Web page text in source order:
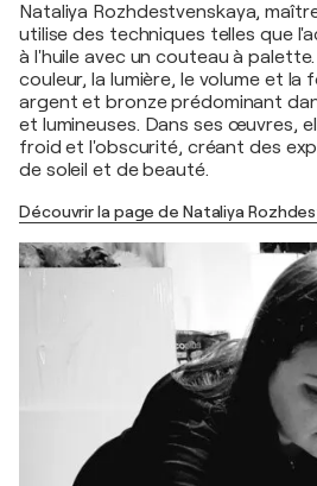
Nataliya Rozhdestvenskaya,
utilise des techniques telles que
à l'huile avec un couteau à
couleur, la lumière, le volume et la
argent et bronze prédominant
et lumineuses. Dans ses œuvres,
froid et l'obscurité, créant des
de soleil et de beauté.
Découvrir la page de Nataliya